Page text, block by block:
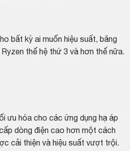
bất kỳ ai muốn hiệu suất, băng
thế hệ thứ 3 và hơn thế nữa.
ưu hóa cho các ứng dụng hạ áp
dòng điện cao hơn một cách
cải thiện và hiệu suất vượt trội.